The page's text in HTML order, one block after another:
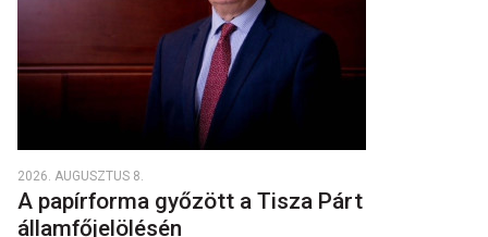
2026. AUGUSZTUS 8.
A papírforma győzött a Tisza Párt
államfőjelölésén